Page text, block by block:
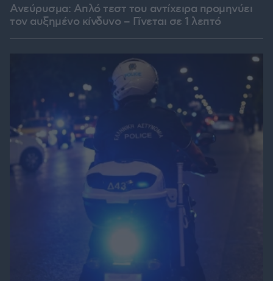
Ανεύρυσμα: Απλό τεστ του αντίχειρα προμηνύει
τον αυξημένο κίνδυνο – Γίνεται σε 1 λεπτό